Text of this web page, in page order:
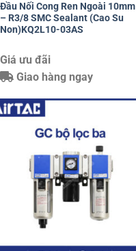
Đầu Nối Cong Ren Ngoài 10mm
– R3/8 SMC Sealant (Cao Su
Non)KQ2L10-03AS
Giá ưu đãi
Giao hàng ngay